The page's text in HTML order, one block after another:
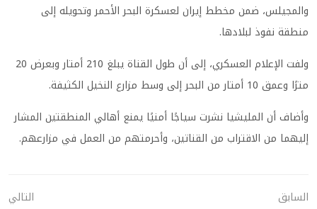
والمجيلس، ضمن مخطط إيران لعسكرة البحر الأحمر وتحويله إلى
منطقة نفوذ لبلادها.
ولفت الإعلام العسكري، إلى أن طول القناة يبلغ 210 أمتار وبعرض 20
مترًا وعمق 10 أمتار من البحر إلى وسط مزارع النخيل الكثيفة.
وأضاف أن المليشيا نشرت سياجًا أمنيًا يمنع أهالي المنطقتين المشار
إليهما من الاقتراب من القناتين، وأحرمتهم من العمل في مزارعهم.
السابق
التالي